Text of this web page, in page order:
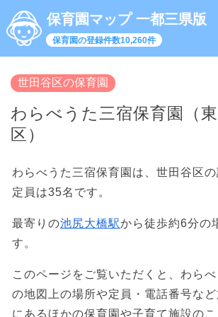
保育園マップ 一都三県版
保育園の登録件数10,260件
世田谷区の保育園
わらべうた三宿保育園（
区）
わらべうた三宿保育園は、世田谷区の
定員は35名です。
最寄りの池尻大橋駅から徒歩約6分の
す。
このページをご覧いただくと、わら
の地図上の場所や定員・電話番号など
にあるほかの保育園や子育て施設のこ